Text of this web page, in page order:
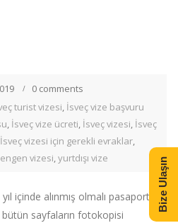
0 comments
turist vizesi, İsveç vize başvuru
, İsveç vize ücreti, İsveç vizesi, İsveç
İsveç vizesi için gerekli evraklar,
vizesi,yurtdışı vize
içinde alınmış olmalı pasaportun
bütün sayfaların fotokopisi
Bize Ulaşın